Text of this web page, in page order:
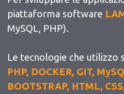
piattaforma software
MySQL, PHP).
Le tecnologie che utilizzo
PHP, DOCKER, GIT,
BOOTSTRAP, HTML,